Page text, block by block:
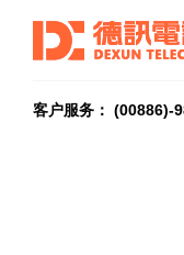
客户服务： (00886)-